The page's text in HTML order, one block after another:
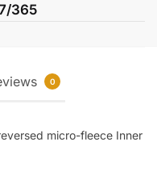
365
0
micro-fleece Inner